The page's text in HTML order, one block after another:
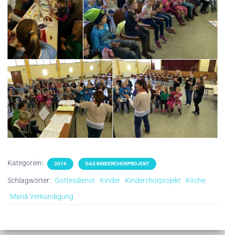
Kategorien: 2014 DAS KINDERCHORPROJEKT
Schlagwörter: Gottesdienst Kinder Kinderchorprojekt
Kirche
Mariä Verkündigung